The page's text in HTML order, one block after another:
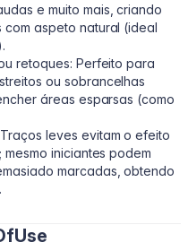
e muito mais, criando
aspeto natural (ideal
retoques: Perfeito para
ou sobrancelhas
áreas esparsas (como
leves evitam o efeito
iniciantes podem
marcadas, obtendo